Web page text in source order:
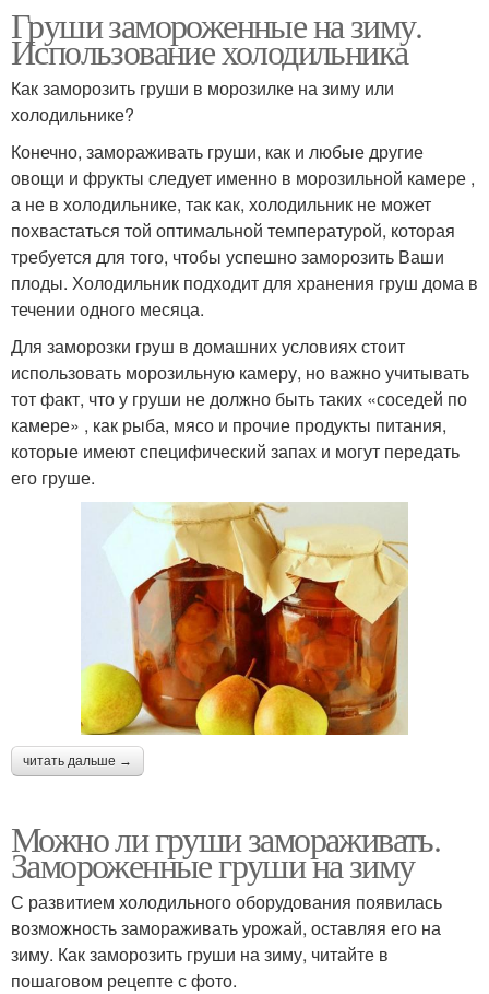
Груши замороженные на зиму.
Использование холодильника
Как заморозить груши в морозилке на зиму или
холодильнике?
Конечно, замораживать груши, как и любые другие
овощи и фрукты следует именно в морозильной камере ,
а не в холодильнике, так как, холодильник не может
похвастаться той оптимальной температурой, которая
требуется для того, чтобы успешно заморозить Ваши
плоды. Холодильник подходит для хранения груш дома в
течении одного месяца.
Для заморозки груш в домашних условиях стоит
использовать морозильную камеру, но важно учитывать
тот факт, что у груши не должно быть таких «соседей по
камере» , как рыба, мясо и прочие продукты питания,
которые имеют специфический запах и могут передать
его груше.
читать дальше →
Можно ли груши замораживать.
Замороженные груши на зиму
С развитием холодильного оборудования появилась
возможность замораживать урожай, оставляя его на
зиму. Как заморозить груши на зиму, читайте в
пошаговом рецепте с фото.